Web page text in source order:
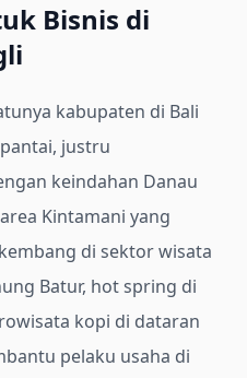
Bisnis di
kabupaten di Bali
justru
keindahan Danau
Kintamani yang
di sektor wisata
Batur, hot spring di
kopi di dataran
pelaku usaha di